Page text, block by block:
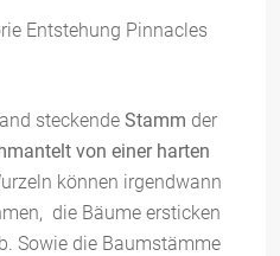
steckende Stamm der
von einer harten
können irgendwann
die Bäume ersticken
Sowie die Baumstämme